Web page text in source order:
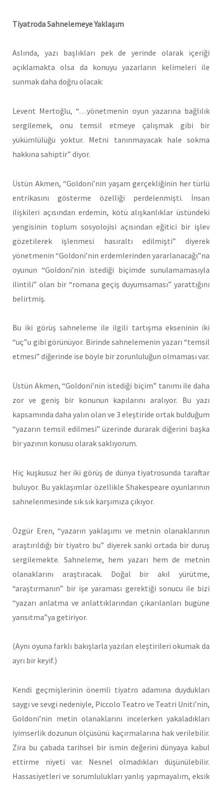
Tiyatroda Sahnelemeye Yaklaşım
Aslında, yazı başlıkları pek de yerinde olarak içeriği
açıklamakta olsa da konuyu yazarların kelimeleri ile
sunmak daha doğru olacak:
Levent Mertoğlu, “…yönetmenin oyun yazarına bağlılık
sergilemek, onu temsil etmeye çalışmak gibi bir
yükümlülüğü yoktur. Metni tanınmayacak hale sokma
hakkına sahiptir” diyor.
Üstün Akmen, “Goldoni’nin yaşam gerçekliğinin her türlü
entrikasını gösterme özelliği perdelenmişti. İnsan
ilişkileri açısından erdemin, kötü alışkanlıklar üstündeki
yengisinin toplum sosyolojisi açısından eğitici bir işlev
gözetilerek işlenmesi hasıraltı edilmişti” diyerek
yönetmenin “Goldoni’nin erdemlerinden yararlanacağı”na
oyunun “Goldoni’nin istediği biçimde sunulamamasıyla
ilintili” olan bir “romana geçiş duyumsaması” yarattığını
belirtmiş.
Bu iki görüş sahneleme ile ilgili tartışma ekseninin iki
“uç”u gibi görünüyor. Birinde sahnelemenin yazarı “temsil
etmesi” diğerinde ise böyle bir zorunluluğun olmaması var.
Üstün Akmen, “Goldoni’nin istediği biçim” tanımı ile daha
zor ve geniş bir konunun kapılarını aralıyor. Bu yazı
kapsamında daha yalın olan ve 3 eleştiride ortak bulduğum
“yazarın temsil edilmesi” üzerinde durarak diğerini başka
bir yazının konusu olarak saklıyorum.
Hiç kuşkusuz her iki görüş de dünya tiyatrosunda taraftar
buluyor. Bu yaklaşımlar özellikle Shakespeare oyunlarının
sahnelenmesinde sık sık karşımıza çıkıyor.
Özgür Eren, “yazarın yaklaşımı ve metnin olanaklarının
araştırıldığı bir tiyatro bu” diyerek sanki ortada bir duruş
sergilemekte. Sahneleme, hem yazarı hem de metnin
olanaklarını araştıracak. Doğal bir akıl yürütme,
“araştırmanın” bir işe yaraması gerektiği sonucu ile bizi
“yazarı anlatma ve anlattıklarından çıkarılanları bugüne
yansıtma”ya getiriyor.
(Aynı oyuna farklı bakışlarla yazılan eleştirileri okumak da
ayrı bir keyif.)
Kendi geçmişlerinin önemli tiyatro adamına duydukları
saygı ve sevgi nedeniyle, Piccolo Teatro ve Teatri Uniti’nin,
Goldoni’nin metin olanaklarını incelerken yakaladıkları
iyimserlik dozunun ölçüsünü kaçırmalarına hak verilebilir.
Zira bu çabada tarihsel bir ismin değerini dünyaya kabul
ettirme niyeti var. Nesnel olmadıkları düşünülebilir.
Hassasiyetleri ve sorumlulukları yanlış yapmayalım, eksik